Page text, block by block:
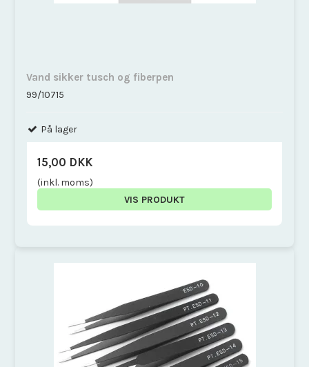
Vand sikker tusch og fiberpen
99/10715
På lager
15,00 DKK
(inkl. moms)
VIS PRODUKT